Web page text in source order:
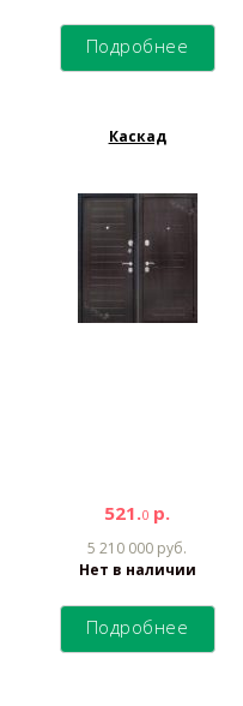
Подробнее
Каскад
521.0 р.
5 210 000 руб.
Нет в наличии
Подробнее